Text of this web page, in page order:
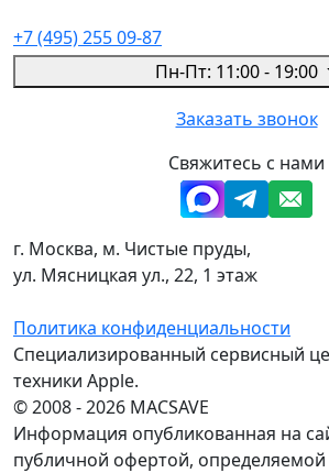
+7 (495) 255 09-87
Пн-Пт: 11:00 - 19:00
Заказать звонок
Свяжитесь с нами
г. Москва, м. Чистые пруды,
ул. Мясницкая ул., 22, 1 этаж
Политика конфиденциальности
Специализированный сервисный
техники Apple.
© 2008 - 2026 MACSAVE
Информация опубликованная на
публичной офертой,